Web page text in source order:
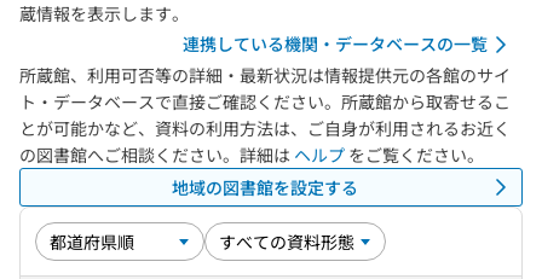
蔵情報を表示します。
連携している機関・データベースの一覧
所蔵館、利用可否等の詳細・最新状況は情報提供元の各館のサイ
ト・データベースで直接ご確認ください。所蔵館から取寄せるこ
とが可能かなど、資料の利用方法は、ご自身が利用されるお近く
の図書館へご相談ください。詳細は ヘルプ をご覧ください。
地域の図書館を設定する